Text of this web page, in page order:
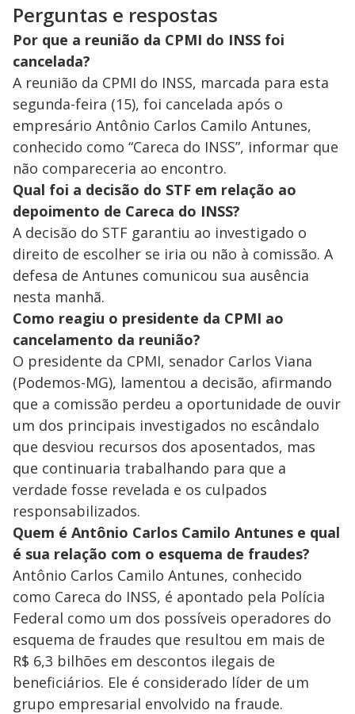
Perguntas e respostas
Por que a reunião da CPMI do INSS foi
cancelada?
A reunião da CPMI do INSS, marcada para esta
segunda-feira (15), foi cancelada após o
empresário Antônio Carlos Camilo Antunes,
conhecido como “Careca do INSS”, informar que
não compareceria ao encontro.
Qual foi a decisão do STF em relação ao
depoimento de Careca do INSS?
A decisão do STF garantiu ao investigado o
direito de escolher se iria ou não à comissão. A
defesa de Antunes comunicou sua ausência
nesta manhã.
Como reagiu o presidente da CPMI ao
cancelamento da reunião?
O presidente da CPMI, senador Carlos Viana
(Podemos-MG), lamentou a decisão, afirmando
que a comissão perdeu a oportunidade de ouvir
um dos principais investigados no escândalo
que desviou recursos dos aposentados, mas
que continuaria trabalhando para que a
verdade fosse revelada e os culpados
responsabilizados.
Quem é Antônio Carlos Camilo Antunes e qual
é sua relação com o esquema de fraudes?
Antônio Carlos Camilo Antunes, conhecido
como Careca do INSS, é apontado pela Polícia
Federal como um dos possíveis operadores do
esquema de fraudes que resultou em mais de
R$ 6,3 bilhões em descontos ilegais de
beneficiários. Ele é considerado líder de um
grupo empresarial envolvido na fraude.